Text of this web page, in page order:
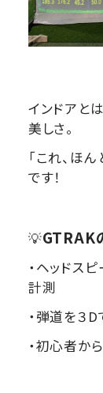
インドアと
美しさ。
「これ、ほ
です！
💡GTRAK
・ヘッドス
計測
・弾道を３
・初心者か